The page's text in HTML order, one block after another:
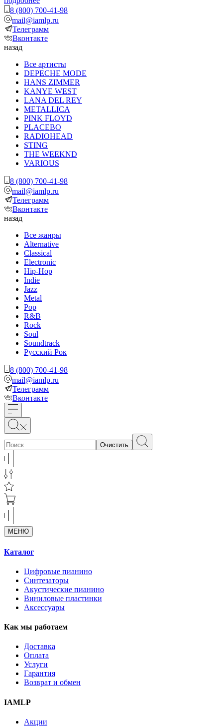
8 (800) 700-41-98
mail@iamlp.ru
Телеграмм
Вконтакте
назад
Все артисты
DEPECHE MODE
HANS ZIMMER
KANYE WEST
LANA DEL REY
METALLICA
PINK FLOYD
PLACEBO
RADIOHEAD
STING
THE WEEKND
VARIOUS
8 (800) 700-41-98
mail@iamlp.ru
Телеграмм
Вконтакте
назад
Все жанры
Alternative
Classical
Electronic
Hip-Hop
Indie
Jazz
Metal
Pop
R&B
Rock
Soul
Soundtrack
Русский Рок
8 (800) 700-41-98
mail@iamlp.ru
Телеграмм
Вконтакте
Очистить
МЕНЮ
Каталог
Цифровые пианино
Синтезаторы
Акустические пианино
Виниловые пластинки
Аксессуары
Как мы работаем
Доставка
Оплата
Услуги
Гарантия
Возврат и обмен
IAMLP
Акции